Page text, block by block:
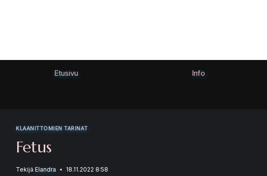
Etusivu Info
KLAANITTOMIEN TARINAT
Fetus
Tekijä Elandra 18.11.2022 8:58